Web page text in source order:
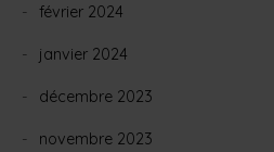
février 2024
janvier 2024
décembre 2023
novembre 2023